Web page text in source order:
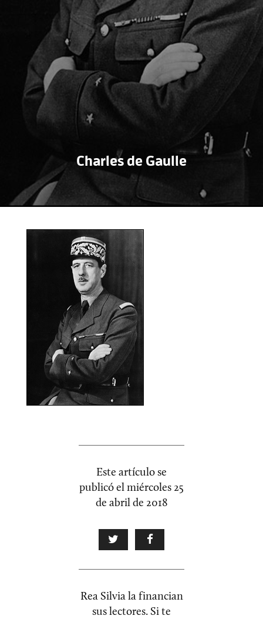
Charles de Gaulle
Este artículo se
publicó elmiércoles 25
de abril de 2018
Rea Silvia la financian
sus lectores. Si te